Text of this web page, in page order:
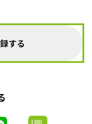
する